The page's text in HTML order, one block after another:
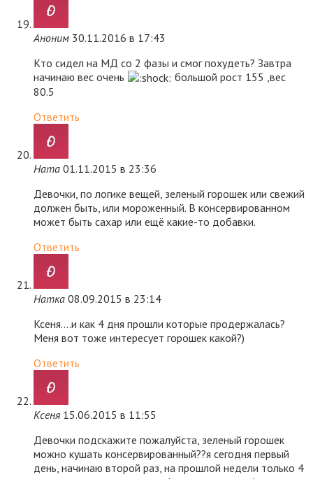
Аноним 30.11.2016 в 17:43
Кто сидел на МД со 2 фазы и смог похудеть? Завтра
начинаю вес очень
большой рост 155 ,вес
80.5
Ответить
Ната 01.11.2015 в 23:36
Девочки, по логике вещей, зеленый горошек или свежий
должен быть, или мороженный. В консервированном
может быть сахар или ещё какие-то добавки.
Ответить
Натка 08.09.2015 в 23:14
Ксеня….и как 4 дня прошли которые продержалась?
Меня вот тоже интересует горошек какой?)
Ответить
Ксеня 15.06.2015 в 11:55
Девочки подскажите пожалуйста, зеленый горошек
можно кушать консервированный??я сегодня первый
день, начинаю второй раз, на прошлой недели только 4